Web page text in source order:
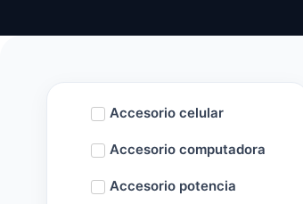
Accesorio celular
Accesorio computadora
Accesorio potencia